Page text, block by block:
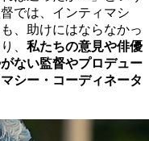
では、インティマシ
、助けにはならなかっ
、 私たちの意見や俳優
ない監督やプロデュー
シー・コーディネータ